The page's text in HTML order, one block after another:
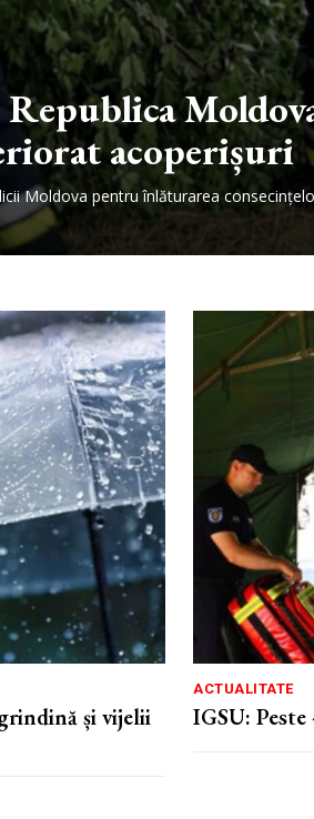
acoperișuri
Moldova pentru înlăturarea
și vijelii
ACTUALITATE
IGSU: